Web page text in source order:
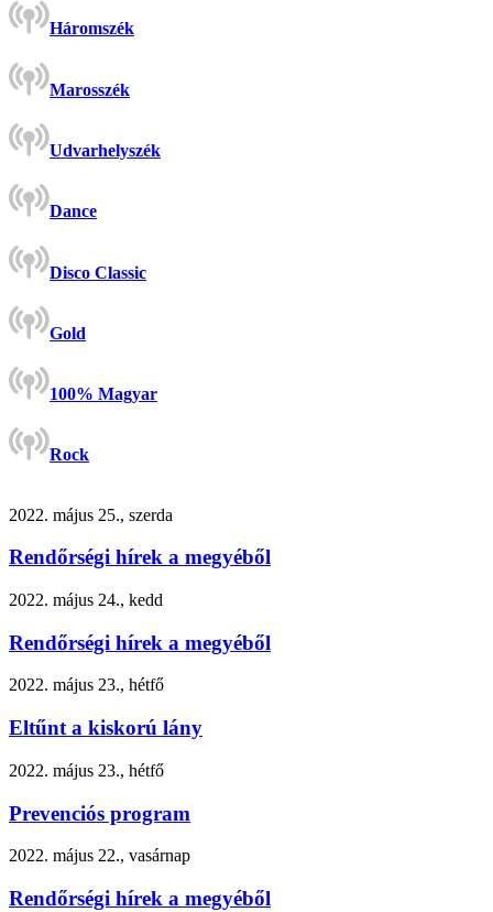
Háromszék
Marosszék
Udvarhelyszék
Dance
Disco Classic
Gold
100% Magyar
Rock
2022. május 25., szerda
Rendőrségi hírek a megyéből
2022. május 24., kedd
Rendőrségi hírek a megyéből
2022. május 23., hétfő
Eltűnt a kiskorú lány
2022. május 23., hétfő
Prevenciós program
2022. május 22., vasárnap
Rendőrségi hírek a megyéből